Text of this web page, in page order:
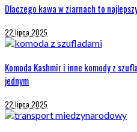
Dlaczego kawa w ziarnach to
22 lipca 2025
Komoda Kashmir i inne komody z
jednym
22 lipca 2025